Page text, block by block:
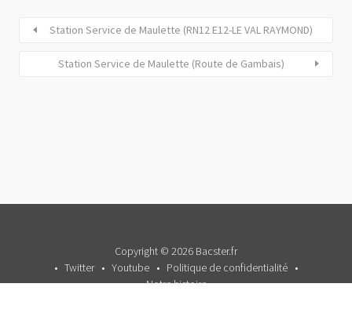
Station Service de Maulette (RN12 E12-LE VAL RAYMOND)
Station Service de Maulette (Route de Gambais)
Copyright © 2026 Bacster.fr
Twitter
Youtube
Politique de confidentialité
Notre histoire